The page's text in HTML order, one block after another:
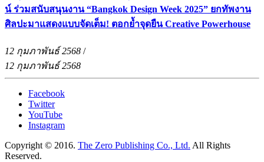
น์ ร่วมสนับสนุนงาน “Bangkok Design Week 2025” ยกทัพงาน
ศิลปะมาแสดงแบบจัดเต็ม! ตอกย้ำจุดยืน Creative Powerhouse
12 กุมภาพันธ์ 2568 /
12 กุมภาพันธ์ 2568
Facebook
Twitter
YouTube
Instagram
Copyright © 2016. The Zero Publishing Co., Ltd. All Rights
Reserved.